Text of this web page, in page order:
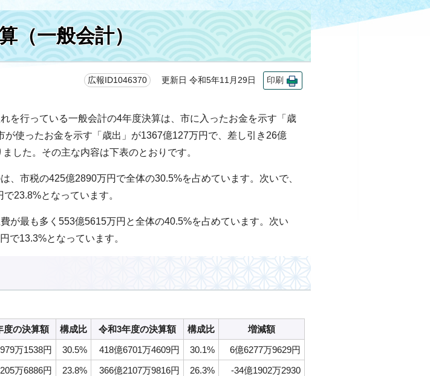
（一般会計）
広報ID1046370 更新日 令和5年11月29日 印刷
を行っている一般会計の4年度決算は、市に入ったお金を示す「歳
が使ったお金を示す「歳出」が1367億127万円で、差し引き26億
した。その主な内容は下表のとおりです。
、市税の425億2890万円で全体の30.5%を占めています。次いで、
23.8%となっています。
が最も多く553億5615万円と全体の40.5%を占めています。次い
で13.3%となっています。
度の決算額 構成比 令和3年度の決算額 構成比
増減額
万1538円 30.5% 418億6701万4609円 30.1%
6億6277万9629円
万6886円 23.8% 366億2107万9816円 26.3%
-34億1902万2930